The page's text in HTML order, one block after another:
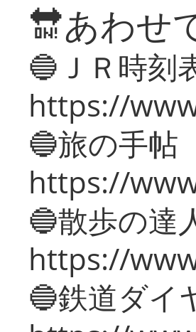
🔛あわせ
🔵ＪＲ時刻
https://
🔵旅の手帖
https://
🔵散歩の達
https://
🔵鉄道ダイ